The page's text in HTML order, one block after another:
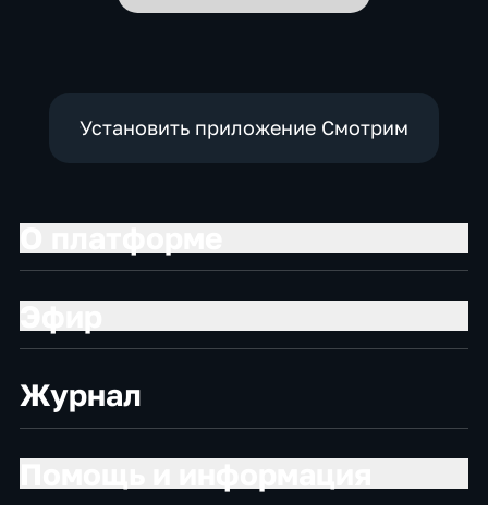
Установить приложение Смотрим
Журнал